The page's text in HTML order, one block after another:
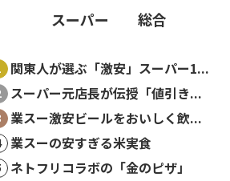
スーパー 総合
関東人が選ぶ「激安」スーパー1...
スーパー元店長が伝授「値引き...
業スー激安ビールをおいしく飲...
業スーの安すぎる米実食
ネトフリコラボの「金のピザ」